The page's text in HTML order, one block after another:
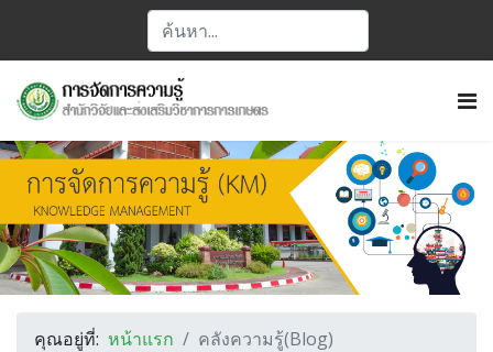
คุณอยู่ที่: หน้าแรก คลังความรู้(Blog)